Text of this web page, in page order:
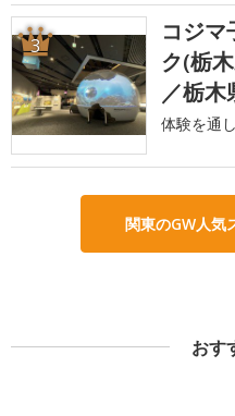
3
コジマ
ク(栃
／栃木
体験を通
関東のGW人気
おす